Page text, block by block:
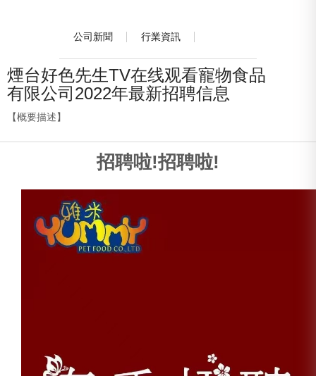
公司新聞 行業資訊
煙台好色先生TV在线观看寵物食品
有限公司2022年最新招聘信息
【概要描述】
招聘啦!招聘啦!